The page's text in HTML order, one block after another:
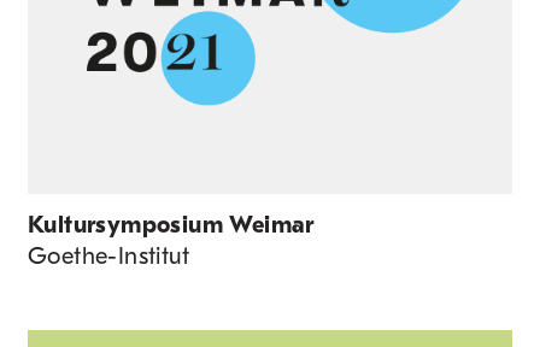
Kultur­symposium Weimar
Goethe-Institut